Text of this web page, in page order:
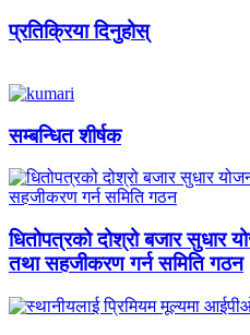
प्रतिक्रिया दिनुहोस्
सम्बन्धित शीर्षक
धितोपत्रको दोश्रो बजार सुधार
तथा सहजीकरण गर्न समिति गठन